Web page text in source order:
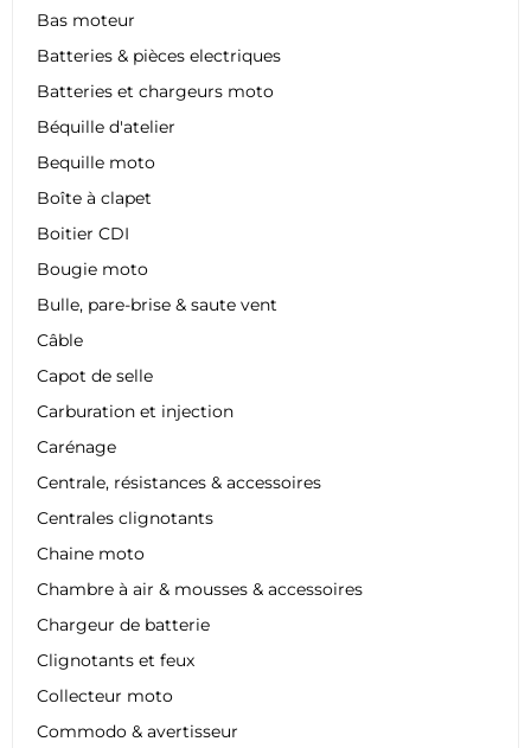
Bas moteur
Batteries & pièces electriques
Batteries et chargeurs moto
Béquille d'atelier
Bequille moto
Boîte à clapet
Boitier CDI
Bougie moto
Bulle, pare-brise & saute vent
Câble
Capot de selle
Carburation et injection
Carénage
Centrale, résistances & accessoires
Centrales clignotants
Chaine moto
Chambre à air & mousses & accessoires
Chargeur de batterie
Clignotants et feux
Collecteur moto
Commodo & avertisseur